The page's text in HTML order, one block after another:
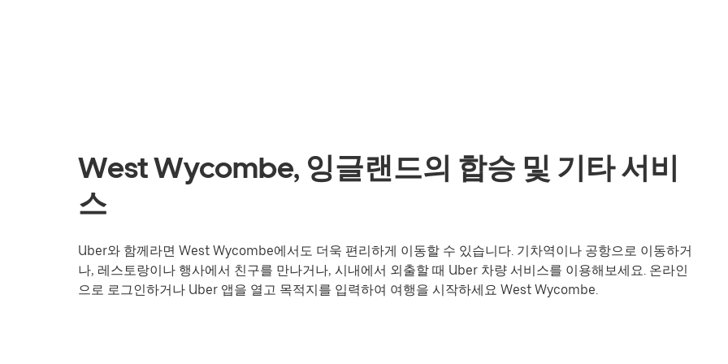
West Wycombe, 잉글랜드의 합승 및 기타 서비
스
Uber와 함께라면 West Wycombe에서도 더욱 편리하게 이동할 수 있습니다. 기차역이나 공항으로 이동하거
나, 레스토랑이나 행사에서 친구를 만나거나, 시내에서 외출할 때 Uber 차량 서비스를 이용해보세요. 온라인
으로 로그인하거나 Uber 앱을 열고 목적지를 입력하여 여행을 시작하세요 West Wycombe.